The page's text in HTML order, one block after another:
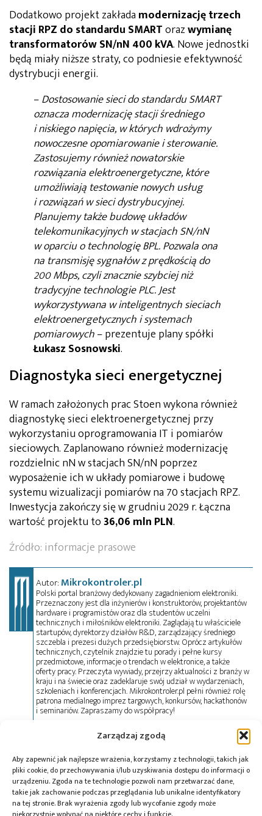
Zarządzaj zgodą
Aby zapewnić jak najlepsze wrażenia, korzystamy z technologii, takich jak
pliki cookie, do przechowywania i/lub uzyskiwania dostępu do informacji o
urządzeniu. Zgoda na te technologie pozwoli nam przetwarzać dane,
takie jak zachowanie podczas przeglądania lub unikalne identyfikatory
na tej stronie. Brak wyrażenia zgody lub wycofanie zgody może
Dodatkowo projekt zakłada modernizację trzech
stacji RPZ do standardu SMARTorazwymianę
transformatorów SN/nN 400 kVA. Nowe jednostki
będą miały niższe straty, co podniesie efektywność
dystrybucji energii.
–Dostosowanie sieci do standardu SMART
oznacza modernizację stacji średniego
i niskiego napięcia, w których wdrożymy
nowoczesne opomiarowanie i sterowanie.
Zastosujemy również nowatorskie
rozwiązania elektroenergetyczne, które
umożliwiają testowanie nowych usług
i rozwiązań w sieci dystrybucyjnej.
Planujemy także budowę układów
telekomunikacyjnych w stacjach SN/nN
w oparciu o technologię BPL. Pozwala ona
na transmisję sygnałów z prędkością do
200 Mbps, czyli znacznie szybciej niż
tradycyjne technologie PLC. Jest
wykorzystywana w inteligentnych sieciach
elektroenergetycznych i systemach
pomiarowych– prezentuje plany spółki
Łukasz Sosnowski.
Diagnostyka sieci energetycznej
W ramach założonych prac Stoen wykona również
diagnostykę sieci elektroenergetycznej przy
wykorzystaniu oprogramowania IT i pomiarów
sieciowych. Zaplanowano również modernizację
rozdzielnic nN w stacjach SN/nN poprzez
wyposażenie ich w układy pomiarowe i budowę
systemu wizualizacji pomiarów na 70 stacjach RPZ.
Inwestycja zakończy się w grudniu 2029 r. Łączna
wartość projektu to36,06 mln PLN.
Źródło: informacje prasowe
Autor:Mikrokontroler.pl
Polski portal branżowy dedykowany zagadnieniom elektroniki.
Przeznaczony jest dla inżynierów i konstruktorów, projektantów
hardware i programistów oraz dla studentów uczelni
technicznych i miłośników elektroniki. Zaglądają tu właściciele
startupów, dyrektorzy działów R&D, zarządzający średniego
szczebla i prezesi dużych przedsiębiorstw. Oprócz artykułów
technicznych, czytelnik znajdzie tu porady i pełne kursy
przedmiotowe, informacje o trendach w elektronice, a także
oferty pracy. Przeczyta wywiady, przejrzy aktualności z branży w
kraju i na świecie oraz zadeklaruje swój udział w wydarzeniach,
szkoleniach i konferencjach. Mikrokontroler.pl pełni również rolę
patrona medialnego imprez targowych, konkursów, hackathonów
i seminariów. Zapraszamy do współpracy!
Tagi:diagnostyka,dofinansowanie,fundusze unijne,
infrastruktura,infrastruktura ładowania,Łukasz
Sosnowski,modernizacja,sieć energetyczna,SMART,
smartyfikacja,Stoen Operator,transformator